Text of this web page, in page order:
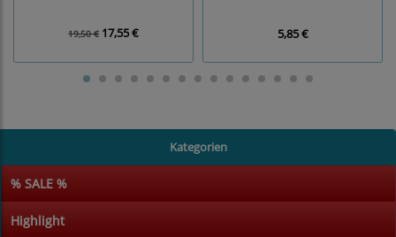
Kategorien
% SALE %
Highlight
19,50 € 17,55 € 5,85 €